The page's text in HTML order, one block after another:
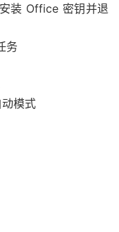
装 Office 密钥并退
务
模式